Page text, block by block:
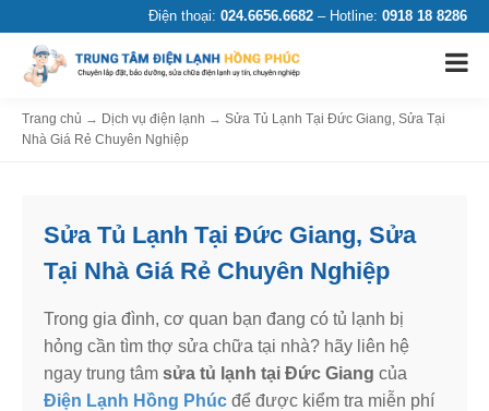
Điện thoại: 024.6656.6682 – Hotline: 0918 18 8286
Trang chủ → Dịch vụ điện lạnh → Sửa Tủ Lạnh Tại Đức Giang, Sửa Tại
Nhà Giá Rẻ Chuyên Nghiệp
Sửa Tủ Lạnh Tại Đức Giang, Sửa
Tại Nhà Giá Rẻ Chuyên Nghiệp
Trong gia đình, cơ quan bạn đang có tủ lạnh bị
hỏng cần tìm thợ sửa chữa tại nhà? hãy liên hệ
ngay trung tâm sửa tủ lạnh tại Đức Giang của
Điện Lạnh Hồng Phúc để được kiểm tra miễn phí